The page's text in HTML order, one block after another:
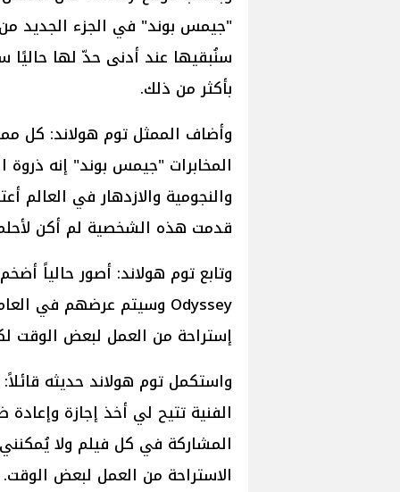
سنُبقيها عند أدنى حدّ لها حاليًا
بأكثر من ذلك.
وأضاف الممثل توم هولاند: كل
المخابرات "جيمس بوند" إنه
والنجومية والازدهار في العالم
قدمت هذه الشخصية لم أكن لأحلم
إستراحة من العمل لبعض الوقت
واستكمل توم هولاند حديثه
الفنية تتيح لي أخذ إجازة
المشاركة في كل فيلم ولا
الاستراحة من العمل لبعض الوقت.